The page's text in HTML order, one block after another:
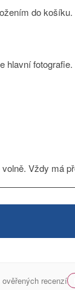
do košíku.
hlavní fotografie.
Vždy má
recenzí